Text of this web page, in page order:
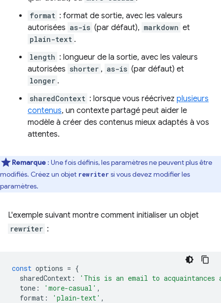
format : format de sortie, avec les valeurs
autorisées as-is (par défaut), markdown et
plain-text .
length : longueur de la sortie, avec les valeurs
autorisées shorter , as-is (par défaut) et
longer .
sharedContext : lorsque vous réécrivez plusieurs
contenus, un contexte partagé peut aider le
modèle à créer des contenus mieux adaptés à vos
attentes.
Remarque : Une fois définis, les paramètres ne peuvent plus être
modifiés. Créez un objet rewriter si vous devez modifier les
paramètres.
L'exemple suivant montre comment initialiser un objet
rewriter :
const options = {
sharedContext :
'This is an email to acquaintances
tone : 'more-casual' ,
format : 'plain-text' ,